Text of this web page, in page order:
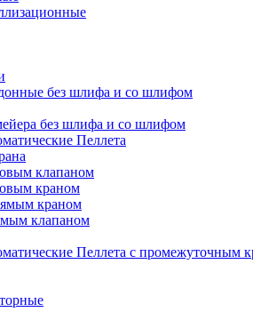
без шлифа и со шлифом
без шлифа и со шлифом
Пеллета
клапаном
краном
краном
клапаном
Пеллета с промежуточным